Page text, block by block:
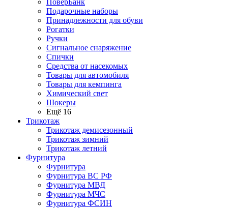
ПоверБанк
Подарочные наборы
Принадлежности для обуви
Рогатки
Ручки
Сигнальное снаряжение
Спички
Средства от насекомых
Товары для автомобиля
Товары для кемпинга
Химический свет
Шокеры
Ещё 16
Трикотаж
Трикотаж демисезонный
Трикотаж зимний
Трикотаж летний
Фурнитура
Фурнитура
Фурнитура ВС РФ
Фурнитура МВД
Фурнитура МЧС
Фурнитура ФСИН